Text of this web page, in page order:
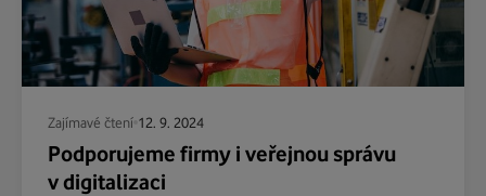
Zajímavé čtení 12. 9. 2024
Podporujeme firmy i veřejnou správu
v digitalizaci